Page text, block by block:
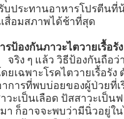
บประทานอาหารโปรตีนที่
สื่อมสภาพได้ช้าที่สุด
รป้องกันภาวะไตวายเรื้อรัง
จริง ๆ แล้ว วิธีป้องกันถือ
ยเฉพาะโรคไตวายเรื้อรัง
าการที่พบบ่อยของผู้ป่วยที่
วะเป็นเลือด ปัสสาวะเป็
า ก็อาจจะพบว่ามีนิ่วอยู่ใ